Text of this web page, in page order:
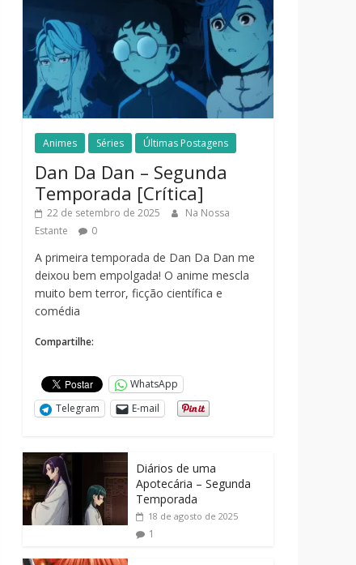
Animes Séries Últimas Postagens
Dan Da Dan – Segunda
Temporada [Crítica]
22 de setembro de 2025
Na Nossa
Estante
0
A primeira temporada de Dan Da Dan me
deixou bem empolgada! O anime mescla
muito bem terror, ficção científica e
comédia
Compartilhe:
WhatsApp
Telegram
E-mail
Diários de uma
Apotecária – Segunda
Temporada
18 de agosto de 2025
1